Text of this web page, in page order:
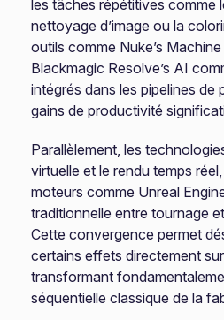
les tâches répétitives comme
nettoyage d’image ou la
outils comme Nuke’s
Blackmagic Resolve’s AI
intégrés dans les pipelines
gains de productivité
Parallèlement, les
virtuelle et le rendu temps
moteurs comme Unreal
traditionnelle entre tournage
Cette convergence permet
certains effets directement
transformant
séquentielle classique de la